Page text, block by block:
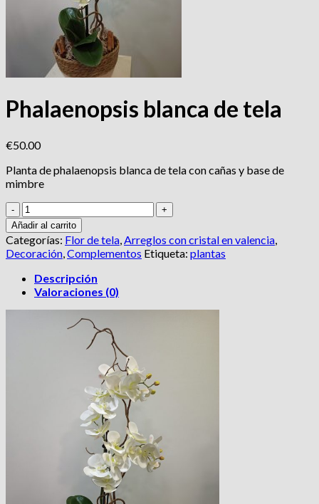
Phalaenopsis blanca de tela
€50.00
Planta de phalaenopsis blanca de tela con cañas y base de
mimbre
Phalaenopsis
blanca
de
tela
cantidad
Añadir al carrito
Categorías: Flor de tela,Arreglos con cristal en valencia,
Decoración,Complementos Etiqueta: plantas
Descripción
Valoraciones (0)